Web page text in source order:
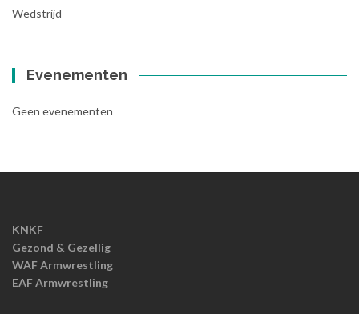
Wedstrijd
Evenementen
Geen evenementen
KNKF
Gezond & Gezellig
WAF Armwrestling
EAF Armwrestling